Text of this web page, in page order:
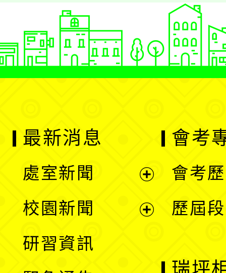
最新消息
處室新聞
校園新聞
研習資訊
會考
會考
歷屆